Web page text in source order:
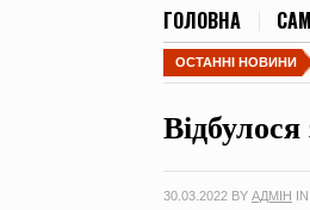
ГОЛОВНА
ОСТАННІ НОВИНИ
30.03.2022 BY АДМІН IN